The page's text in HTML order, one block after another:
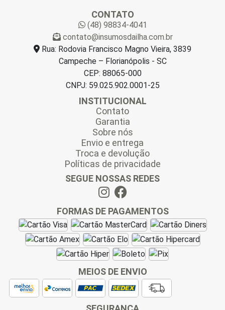
CONTATO
(48) 98834-4041
contato@insumosdailha.com.br
Rua: Rodovia Francisco Magno Vieira, 3839
Campeche – Florianópolis - SC
CEP: 88065-000
CNPJ: 59.025.902.0001-25
INSTITUCIONAL
Contato
Garantia
Sobre nós
Envio e entrega
Troca e devolução
Políticas de privacidade
SEGUE NOSSAS REDES
FORMAS DE PAGAMENTOS
MEIOS DE ENVIO